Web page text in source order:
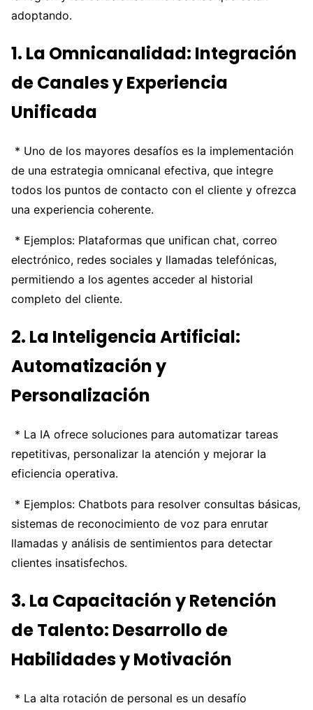
adoptando.
1. La Omnicanalidad: Integración
de Canales y Experiencia
Unificada
* Uno de los mayores desafíos es la implementación
de una estrategia omnicanal efectiva, que integre
todos los puntos de contacto con el cliente y ofrezca
una experiencia coherente.
* Ejemplos: Plataformas que unifican chat, correo
electrónico, redes sociales y llamadas telefónicas,
permitiendo a los agentes acceder al historial
completo del cliente.
2. La Inteligencia Artificial:
Automatización y
Personalización
* La IA ofrece soluciones para automatizar tareas
repetitivas, personalizar la atención y mejorar la
eficiencia operativa.
* Ejemplos: Chatbots para resolver consultas básicas,
sistemas de reconocimiento de voz para enrutar
llamadas y análisis de sentimientos para detectar
clientes insatisfechos.
3. La Capacitación y Retención
de Talento: Desarrollo de
Habilidades y Motivación
* La alta rotación de personal es un desafío